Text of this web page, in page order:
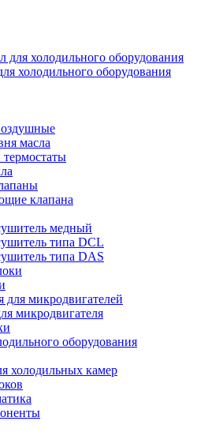
холодильного оборудования
масла
термостаты
клапана
медный
типа DCL
типа DAS
для микродвигателей
микродвигателя
оборудования
холодильных камер